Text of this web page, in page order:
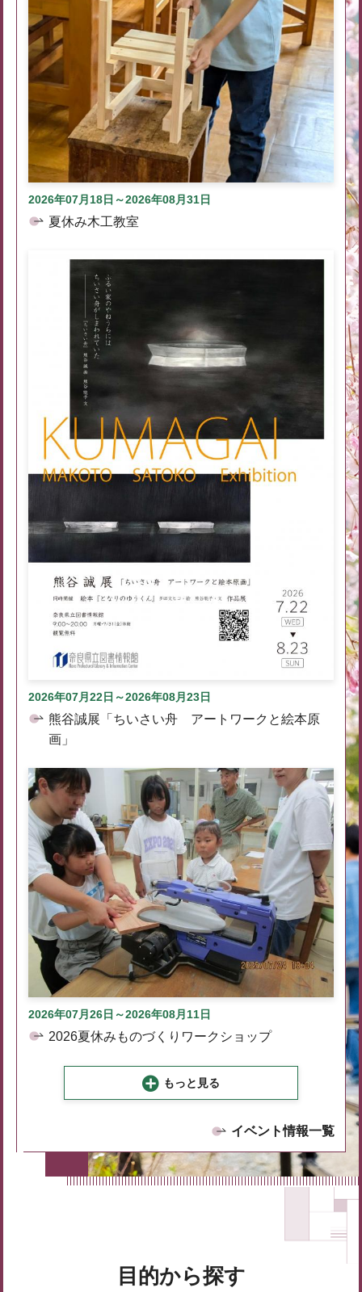
2026年07月18日～2026年08月31日
夏休み木工教室
2026年07月22日～2026年08月23日
熊谷誠展「ちいさい舟 アートワークと絵本原
画」
2026年07月26日～2026年08月11日
2026夏休みものづくりワークショップ
もっと見る
イベント情報一覧
目的から探す